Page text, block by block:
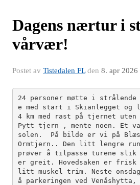
Dagens nærtur i
vårvær!
Postet av Tistedalen FLden 8. apr 2026
24 personer møtte i
e med start i Skianlegget og
4 km med rast på tjernet
Pytt tjern , mente noen. Et
solen.  På bilde er vi på
Ormtjern.. Den litt lengre
prøver å tilpasse turene
er greit. Hovedsaken er
litt muskel trim. Neste
å parkeringen ved